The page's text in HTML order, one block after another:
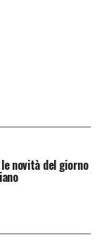
novità del giorno